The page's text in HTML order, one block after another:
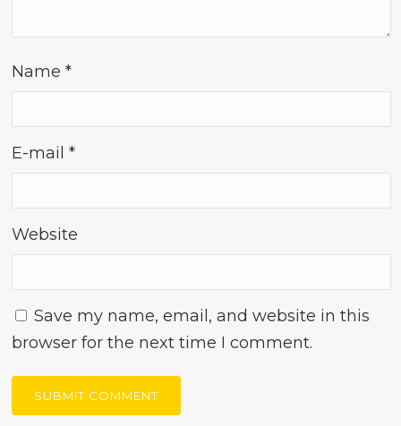
Name*
E-mail*
Website
Save my name, email, and website in this
browser for the next time I comment.